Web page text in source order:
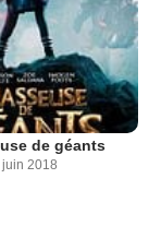
de géants
juin 2018